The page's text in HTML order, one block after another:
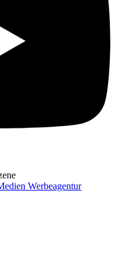
Werbeagentur